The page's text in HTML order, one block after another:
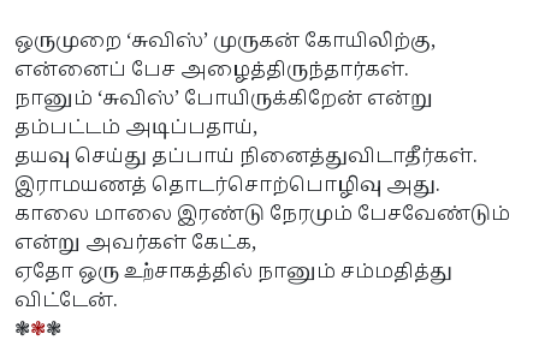
ஒருமுறை ‘சுவிஸ்’ முருகன் கோயிலிற்கு,
என்னைப் பேச அழைத்திருந்தார்கள்.
நானும் ‘சுவிஸ்’ போயிருக்கிறேன் என்று
தம்பட்டம் அடிப்பதாய்,
தயவு செய்து தப்பாய் நினைத்துவிடாதீர்கள்.
இராமயணத் தொடர்சொற்பொழிவு அது.
காலை மாலை இரண்டு நேரமும் பேசவேண்டும்
என்று அவர்கள் கேட்க,
ஏதோ ஒரு உற்சாகத்தில் நானும் சம்மதித்து
விட்டேன்.
❃❃❃